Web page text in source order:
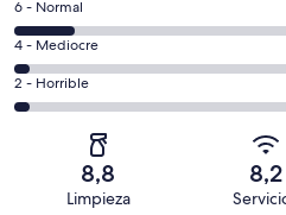
un
total
de
1009
con
puntuación
de
un
total
de
puntuación
126
comentarios
de
un
total
6 - Normal
34
comentarios
de
4 - Mediocre
27
comentarios
2 - Horrible
8,8
Limpieza
8,2